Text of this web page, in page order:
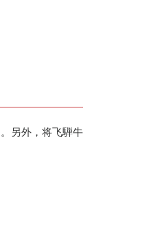
另外，将飞騨牛